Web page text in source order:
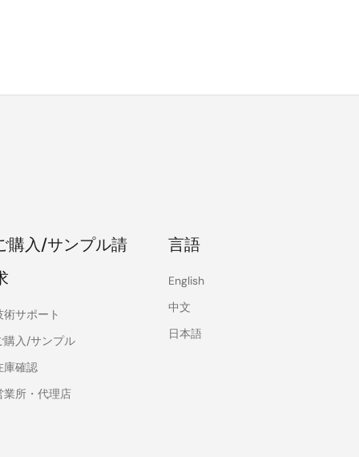
購入/サンプル請
術サポート
購入/サンプル
庫確認
業所・代理店
言語
English
中文
日本語